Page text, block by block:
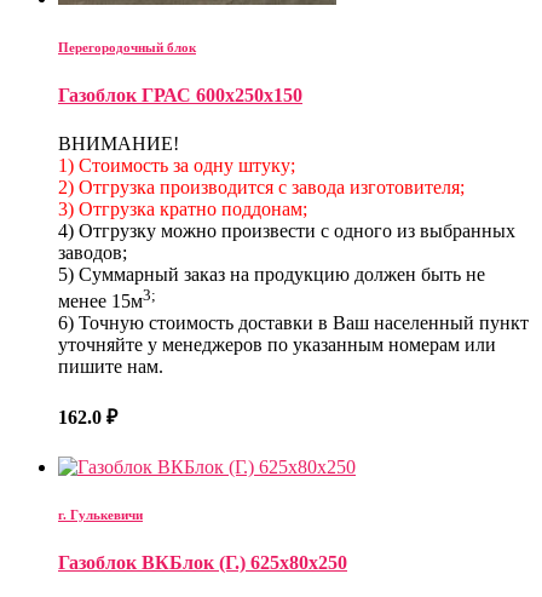
Перегородочный блок
Газоблок ГРАС 600х250х150
ВНИМАНИЕ!
1) Стоимость за одну штуку;
2) Отгрузка производится с завода изготовителя;
3) Отгрузка кратно поддонам;
4) Отгрузку можно произвести с одного из выбранных
заводов;
5) Суммарный заказ на продукцию должен быть не
менее 15м3;
6) Точную стоимость доставки в Ваш населенный пункт
уточняйте у менеджеров по указанным номерам или
пишите нам.
162.0 ₽
г. Гулькевичи
Газоблок ВКБлок (Г.) 625х80х250